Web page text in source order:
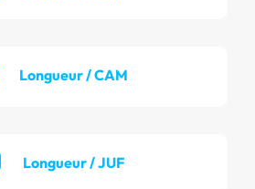
Longueur / CAM
Longueur / JUF